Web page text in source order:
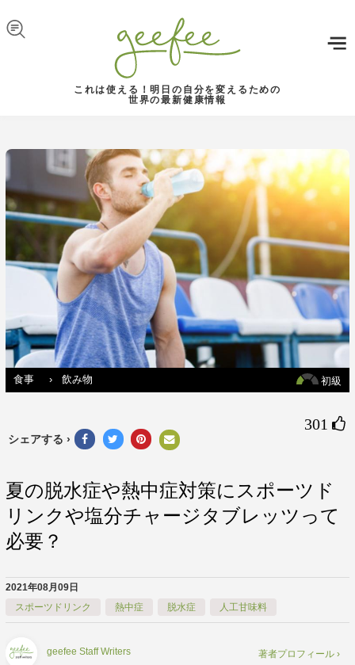
これは使える！明日の自分を変えるための
世界の最新健康情報
初級
食事 › 飲み物
301 
シェアする ›
夏の脱水症や熱中症対策にスポーツド
リンクや塩分チャージタブレッツって
必要？
2021年08月09日
スポーツドリンク
熱中症 脱水症 人工甘味料
geefee Staff Writers 著者プロフィール ›